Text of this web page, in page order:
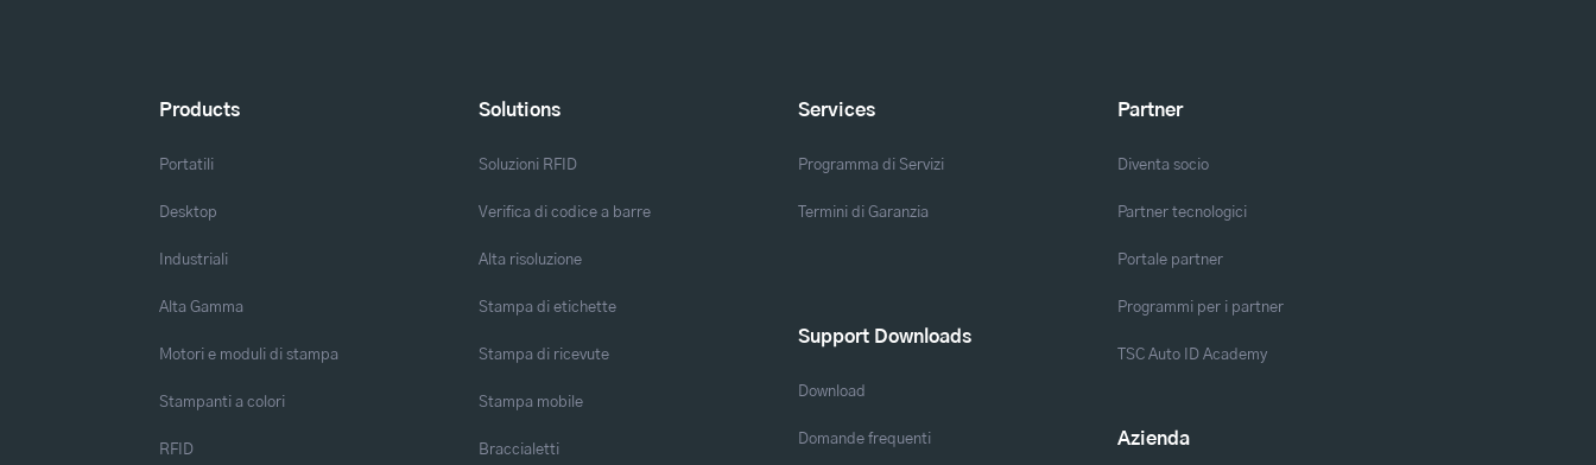
Products
Portatili
Desktop
Industriali
Alta Gamma
Motori e moduli di stampa
Stampanti a colori
RFID
Solutions
Soluzioni RFID
Verifica di codice a barre
Alta risoluzione
Stampa di etichette
Stampa di ricevute
Stampa mobile
Braccialetti
Services
Programma di Servizi
Termini di Garanzia
Support Downloads
Download
Domande frequenti
Partner
Diventa socio
Partner tecnologici
Portale partner
Programmi per i partner
TSC Auto ID Academy
Azienda